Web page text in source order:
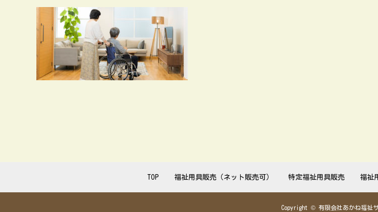
TOP 福祉用具販売（ネット販売可） 特定福祉用具販売 福祉
Copyright © 有限会社あかね福祉